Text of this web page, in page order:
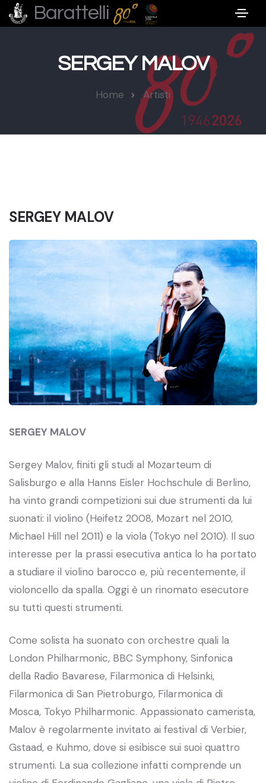
Barattelli
SERGEY MALOV
Home Artisti
SERGEY MALOV
SERGEY MALOV
Sergey Malov, finiti gli studi al Mozarteum di
Salisburgo e alla Hanns Eisler Hochschule di Berlino,
ha vinto grandi competizioni sui due strumenti da lui
suonati: il violino (Heifetz 2008, Mozart nel 2010,
Michael Hill nel 2011) e la viola (Tokyo nel 2010). Il suo
interesse per la prassi esecutiva antica lo ha portato
a studiare il violino barocco e, più recentemente, il
violoncello da spalla. Oggi è un rinomato esecutore
su tutti questi strumenti.
Come solista ha suonato con orchestre quali la
London Philharmonic, BBC Symphony, Sinfonica
della Radio Bavarese, Filarmonica di Helsinki,
Filarmonica di San Pietroburgo, Filarmonica di
Mosca, Tokyo Philharmonic. Appassionato camerista,
Malov è regolarmente invitato ai festival di Verbier,
Gstaad, e Kuhmo, dove si esibisce sui suoi quattro
strumenti. La sua collezione infatti comprende un